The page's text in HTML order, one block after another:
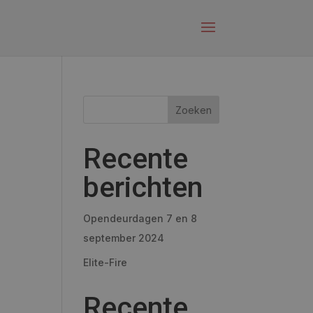
Zoeken
Recente
berichten
Opendeurdagen 7 en 8
september 2024
Elite-Fire